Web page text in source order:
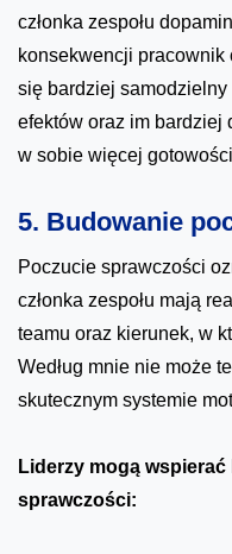
członka zespołu
konsekwencji
się bardziej
efektów oraz im bardziej
w sobie więcej
5. Budowanie
Poczucie sprawczości
członka zespołu mają
teamu oraz kierunek, w
Według mnie nie może
skutecznym systemie
Liderzy mogą
sprawczości: